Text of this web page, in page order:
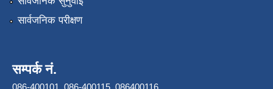
सार्वजनिक परीक्षण
सम्पर्क नं.
086-400101, 086-400115, 086400116